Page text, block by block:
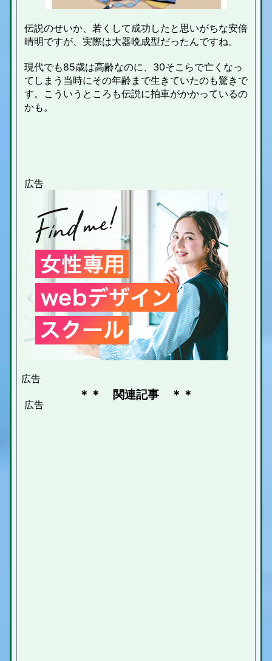
伝説のせいか、若くして成功したと思いがちな安倍
晴明ですが、実際は大器晩成型だったんですね。
現代でも85歳は高齢なのに、30そこらで亡くなっ
てしまう当時にその年齢まで生きていたのも驚きで
す。こういうところも伝説に拍車がかかっているの
かも。
＊＊ 関連記事 ＊＊